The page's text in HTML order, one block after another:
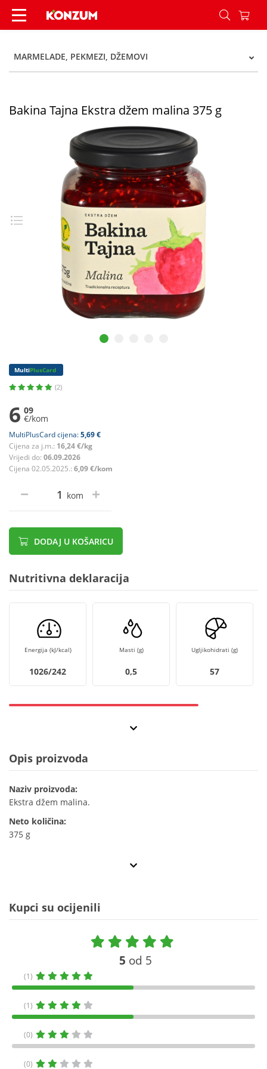
Bakina Tajna Ekstra džem malina 375 g - Konzum
MARMELADE, PEKMEZI, DŽEMOVI
Bakina Tajna Ekstra džem malina 375 g
MultiPlusCard
(2)
6 09
€/kom
MultiPlusCard cijena:5,69 €
Cijena za j.m.: 16,24 €/kg
Vrijedi do: 06.09.2026
Cijena 02.05.2025.: 6,09 €/kom
kom
DODAJ U KOŠARICU
Nutritivna deklaracija
Energija (kJ/kcal)
1026/242
Masti (g)
0,5
Ugljikohidrati (g)
57
Opis proizvoda
Naziv proizvoda:
Ekstra džem malina.
Neto količina:
375 g
Kupci su ocijenili
5 od 5
(1)
(1)
(0)
(0)